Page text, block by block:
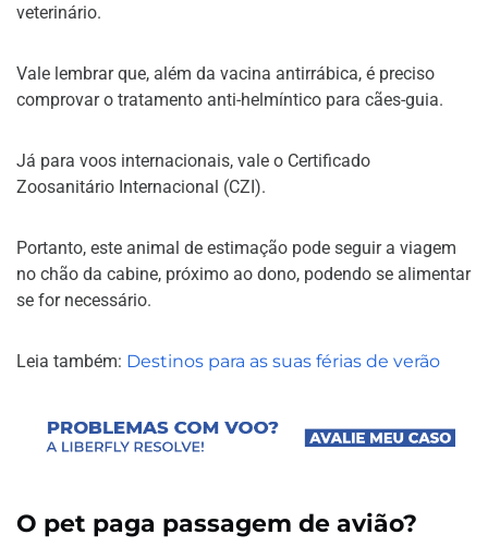
veterinário.
Vale lembrar que, além da vacina antirrábica, é preciso
comprovar o tratamento anti-helmíntico para cães-guia.
Já para voos internacionais, vale o Certificado
Zoosanitário Internacional (CZI).
Portanto, este animal de estimação pode seguir a viagem
no chão da cabine, próximo ao dono, podendo se alimentar
se for necessário.
Leia também: Destinos para as suas férias de verão
O pet paga passagem de avião?